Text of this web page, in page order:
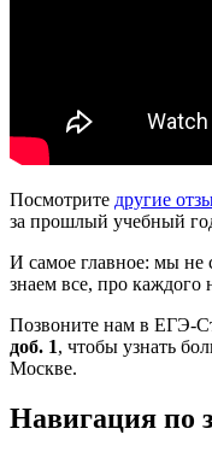
Посмотрите другие
за прошлый учебный
И самое главное: мы не
знаем все, про каждого
Позвоните нам в ЕГЭ-
доб. 1, чтобы узнать
Москве.
Навигация по